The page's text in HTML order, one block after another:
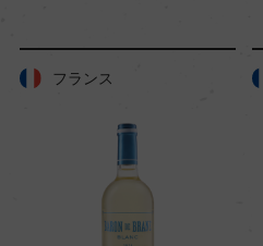
フランス